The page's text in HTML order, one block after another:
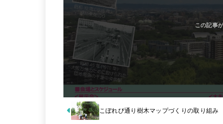
こぼれび通り樹木マップづくりの取り組み